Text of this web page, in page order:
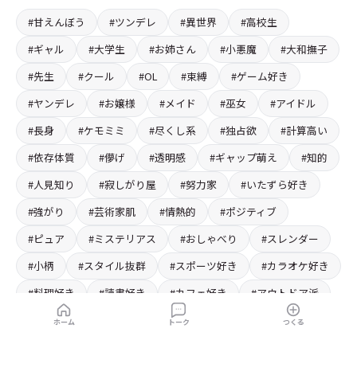
ホーム トーク つくる
#甘えんぼう #ツンデレ #異世界
#高校生
#ギャル
#大学生 #お姉さん #小悪魔
#大和撫子
#先生
#クール #OL #束縛
#ゲーム好き
#ヤンデレ
#お嬢様 #メイド #巫女
#アイドル
#長身
#ケモミミ #尽くし系 #独占欲
#計算高い
#依存体質
#儚げ #透明感 #ギャップ萌え
#知的
#人見知り
#寂しがり屋 #努力家
#いたずら好き
#強がり
#芸術家肌 #情熱的
#ポジティブ
#ピュア
#ミステリアス #おしゃべり
#スレンダー
#小柄
#スタイル抜群 #スポーツ好き
#カラオケ好き
#料理好き
#読書好き #カフェ好き
#アウトドア派
#雑貨好き
#ワイン好き